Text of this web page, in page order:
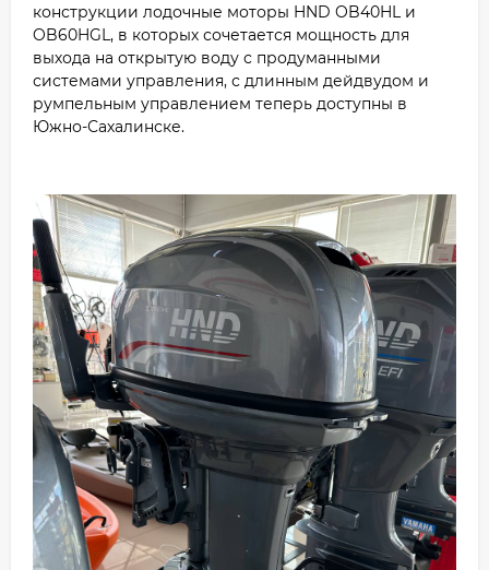
конструкции лодочные моторы HND OB40HL и
OB60HGL, в которых сочетается мощность для
выхода на открытую воду с продуманными
системами управления, с длинным дейдвудом и
румпельным управлением теперь доступны в
Южно-Сахалинске.